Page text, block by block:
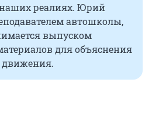
реалиях. Юрий
автошколы,
выпуском
для объяснения